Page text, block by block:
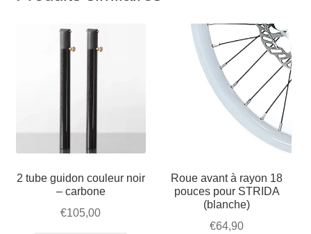
2 tube guidon couleur noir
– carbone
€105,00
Roue avant à rayon 18
pouces pour STRIDA
(blanche)
€64,90